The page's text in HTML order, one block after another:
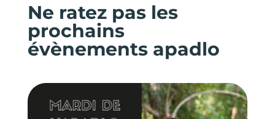
Ne ratez pas les
prochains
évènements apadlo